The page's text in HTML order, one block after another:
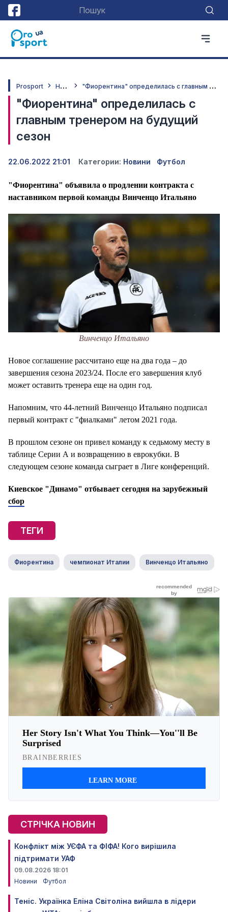
Prosport Н
овини "
Фиорентина" определилась с главным тренером на будущий сезон
"Фиорентина" определилась с
главным тренером на будущий
сезон
22.06.2022 21:01 Категории: Новини Футбол
"Фиорентина" объявила о продлении контракта с
наставником первой команды Винченцо Итальяно
Винченцо Итальяно
Новое соглашение рассчитано еще на два года – до
завершения сезона 2023/24. После его завершения клуб
может оставить тренера еще на один год.
Напомним, что 44-летний Винченцо Итальяно подписал
первый контракт с "фиалками" летом 2021 года.
В прошлом сезоне он привел команду к седьмому месту в
таблице Серии А и возвращению в еврокубки. В
следующем сезоне команда сыграет в Лиге конференций.
Киевское "Динамо" отбывает сегодня на зарубежный
сбор
ТЕГИ
Фиорентина чемпионат Италии Винченцо Итальяно
СТРІЧКА НОВИН
Конфлікт між УЄФА та ФІФА! Кого вирішила
підтримати УАФ
09.08.2026 18:01
Новини
Футбол
Теніс. Українка Еліна Світоліна вийшла в лідери